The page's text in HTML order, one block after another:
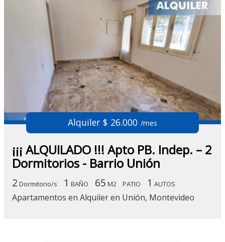
Alquiler $ 26.000 /mes
¡¡¡ ALQUILADO !!! Apto PB. Indep. – 2
Dormitorios - Barrio Unión
2 Dormitorio/s 1 BAÑO 65 M2 PATIO 1 AUTOS
Apartamentos en Alquiler en Unión, Montevideo